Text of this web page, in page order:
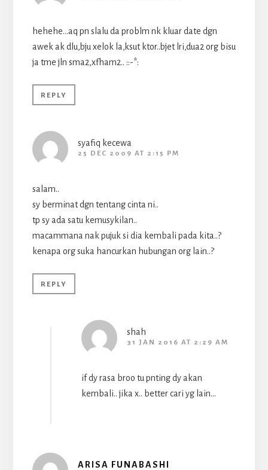
hehehe…aq pn slalu da problm nk kluar date dgn
awek ak dlu,bju xelok la,ksut ktor..bjet lri,dua2 org bisu
ja tme jln sma2,xfham2.. ::-*:
REPLY
syafiq kecewa
25 DEC 2009 AT 2:15 PM
salam..
sy berminat dgn tentang cinta ni..
tp sy ada satu kemusykilan..
macammana nak pujuk si dia kembali pada kita..?
kenapa org suka hancurkan hubungan org lain..?
REPLY
shah
31 JAN 2016 AT 2:29 AM
if dy rasa broo tu pnting dy akan
kembali.. jika x.. better cari yg lain…
ARISA FUNABASHI